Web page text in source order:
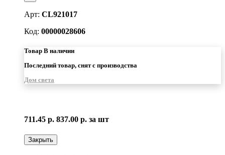
Арт: CL921017
Код: 00000028606
Товар В наличии
Последний товар, снят с производства
Дом света
711.45 р. 837.00 р. за шт
Закрыть